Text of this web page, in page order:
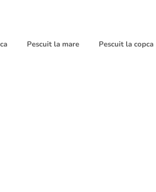
Pescuit la mare Pescuit la copca